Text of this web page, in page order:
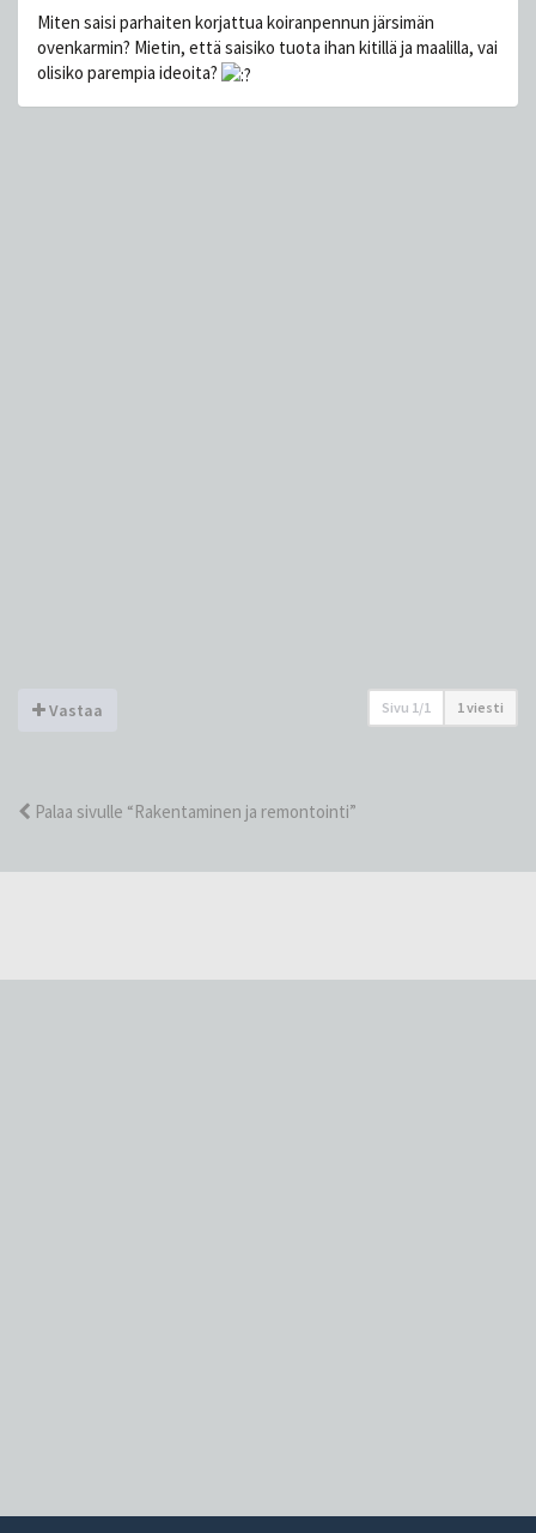
Miten saisi parhaiten korjattua koiranpennun järsimän
ovenkarmin? Mietin, että saisiko tuota ihan kitillä ja maalilla, vai
olisiko parempia ideoita?
Vastaa Sivu 1 /1 1 viesti
Palaa sivulle “Rakentaminen ja remontointi”